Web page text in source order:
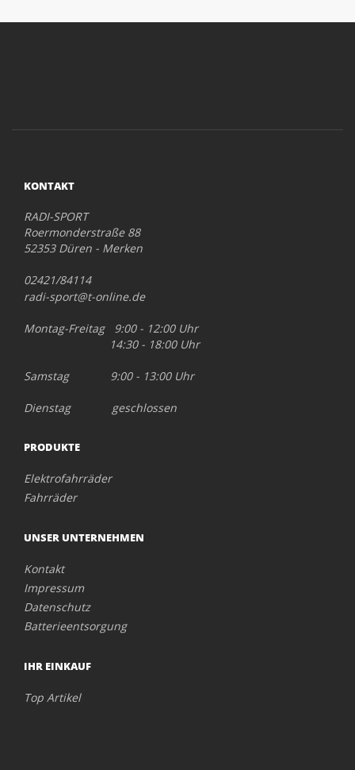
KONTAKT
RADI-SPORT
Roermonderstraße 88
52353 Düren - Merken
02421/84114
radi-sport@t-online.de
Montag-Freitag 9:00 - 12:00 Uhr
14:30 - 18:00 Uhr
Samstag 9:00 - 13:00 Uhr
Dienstag geschlossen
PRODUKTE
Elektrofahrräder
Fahrräder
UNSER UNTERNEHMEN
Kontakt
Impressum
Datenschutz
Batterieentsorgung
IHR EINKAUF
Top Artikel